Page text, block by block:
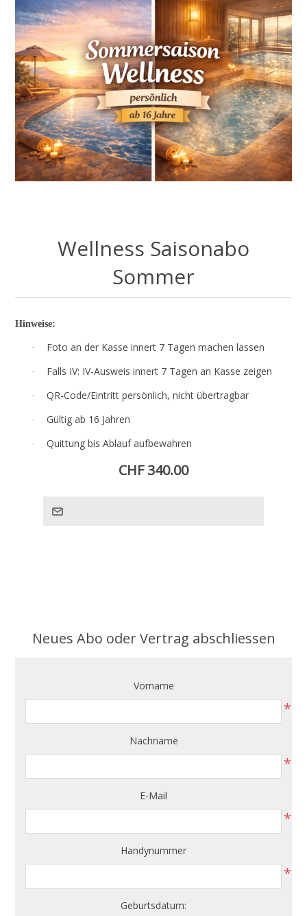
Wellness Saisonabo
Sommer
Hinweise:
· Foto an der Kasse innert 7 Tagen machen lassen
· Falls IV: IV-Ausweis innert 7 Tagen an Kasse zeigen
· QR-Code/Eintritt persönlich, nicht übertragbar
· Gültig ab 16 Jahren
· Quittung bis Ablauf aufbewahren
CHF 340.00
Neues Abo oder Vertrag abschliessen
Vorname
*
Nachname
*
E-Mail
*
Handynummer
*
Geburtsdatum: